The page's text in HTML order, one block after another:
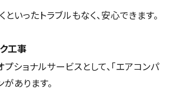
いったトラブルもなく、安心できます。
工事
ショナルサービスとして、「エアコンパ
があります。